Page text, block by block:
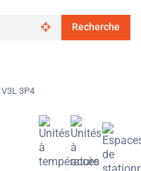
Recherche
3P4